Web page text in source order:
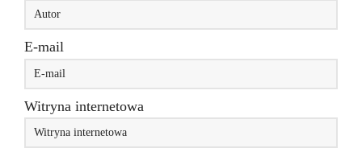
E-mail
Witryna internetowa